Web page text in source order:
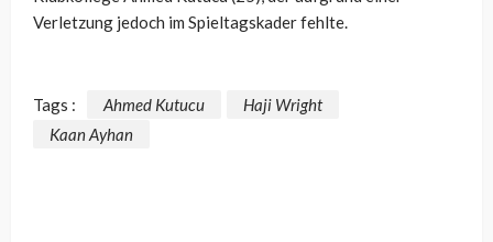
Verletzung jedoch im Spieltagskader fehlte.
Tags : Ahmed Kutucu
Haji Wright
Kaan Ayhan